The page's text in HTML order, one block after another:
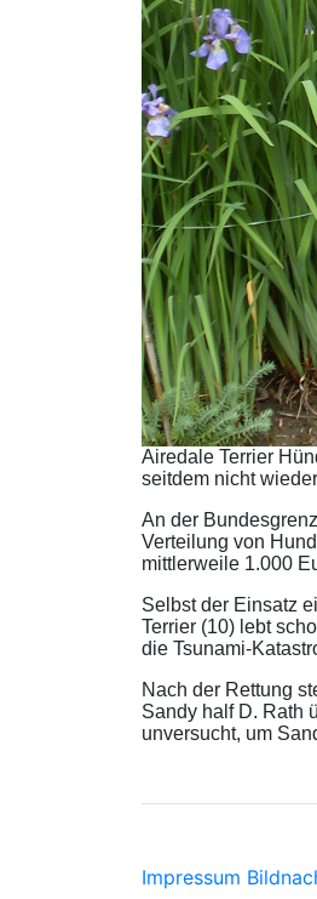
Airedale Terrier
seitdem nicht
An der
Verteilung von
mittlerweile 1.000
Selbst der Einsatz
Terrier (10) lebt
die Tsunami-
Nach der Rettung
Sandy half D. Rath
unversucht, um
Impressum